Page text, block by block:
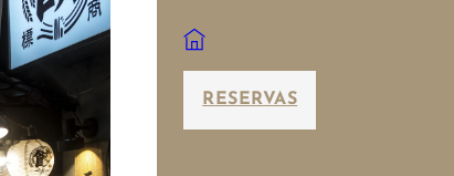
RESERVAS